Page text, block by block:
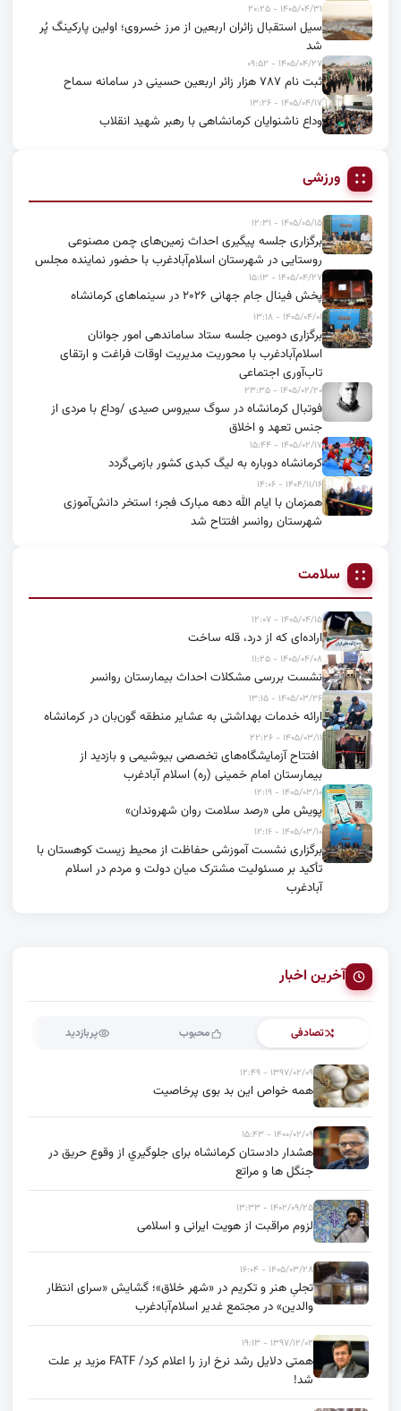
۱۴۰۵/۰۴/۳۱ - ۲۰:۲۵
سیل استقبال زائران اربعین از مرز خسروی؛ اولین پارکینگ پُر
شد
۱۴۰۵/۰۴/۲۷ - ۰۹:۵۲
ثبت نام ۷۸۷ هزار زائر اربعین حسینی در سامانه سماح
۱۴۰۵/۰۴/۱۷ - ۱۳:۲۶
وداع ناشنوایان کرمانشاهی با رهبر شهید انقلاب
ورزشی
۱۴۰۵/۰۵/۱۵ - ۱۲:۳۱
برگزاری جلسه پیگیری احداث زمین‌های چمن مصنوعی
روستایی در شهرستان اسلام‌آبادغرب با حضور نماینده مجلس
۱۴۰۵/۰۴/۲۷ - ۱۵:۱۳
پخش فینال جام جهانی ۲۰۲۶ در سینماهای کرمانشاه
۱۴۰۵/۰۴/۰۱ - ۱۳:۱۸
برگزاری دومین جلسه ستاد ساماندهی امور جوانان
اسلام‌آبادغرب با محوریت مدیریت اوقات فراغت و ارتقای
تاب‌آوری اجتماعی
۱۴۰۵/۰۲/۲۰ - ۲۳:۳۵
فوتبال کرمانشاه در سوگ سیروس صیدی /وداع با مردی از
جنس تعهد و اخلاق
۱۴۰۵/۰۲/۱۷ - ۱۵:۴۴
کرمانشاه دوباره به لیگ کبدی کشور بازمی‌گردد
۱۴۰۴/۱۱/۱۶ - ۱۴:۰۶
همزمان با ایام الله دهه مبارک فجر؛ استخر دانش‌آموزی
شهرستان روانسر افتتاح شد
سلامت
۱۴۰۵/۰۴/۱۵ - ۱۲:۰۷
اراده‌ای که از درد، قله ساخت
۱۴۰۵/۰۴/۰۸ - ۱۱:۲۵
نشست بررسی مشکلات احداث بیمارستان روانسر
۱۴۰۵/۰۳/۲۶ - ۱۳:۱۵
ارائه خدمات بهداشتی به عشایر منطقه گون‌بان در کرمانشاه
۱۴۰۵/۰۳/۱۱ - ۲۲:۲۶
افتتاح آزمایشگاه‌های تخصصی بیوشیمی و بازدید از
بیمارستان امام خمینی (ره) اسلام آبادغرب
۱۴۰۵/۰۳/۱۰ - ۱۲:۱۹
پویش ملی «رصد سلامت روان شهروندان»
۱۴۰۵/۰۳/۱۰ - ۱۲:۱۶
برگزاری نشست آموزشی حفاظت از محیط زیست کوهستان با
تأکید بر مسئولیت مشترک میان دولت و مردم در اسلام
آبادغرب
آخرین اخبار
تصادفی محبوب پربازدید
۱۳۹۷/۰۲/۰۹ - ۱۲:۴۹
همه خواص این بد بوی پرخاصیت
۱۴۰۰/۰۲/۰۹ - ۱۵:۴۳
هشدار دادستان کرمانشاه برای جلوگيري از وقوع حریق در
جنگل ها و مراتع
۱۴۰۲/۰۹/۲۵ - ۱۳:۳۳
لزوم مراقبت از هویت ایرانی و اسلامی
۱۴۰۵/۰۳/۲۸ - ۱۶:۰۴
تجلیِ هنر و تکریم در «شهر خلاق»؛ گشایش «سرای انتظار
والدین» در مجتمع غدیر اسلام‌آبادغرب
۱۳۹۷/۱۲/۰۲ - ۱۹:۱۳
همتی دلایل رشد نرخ ارز را اعلام کرد/ FATF مزید بر علت
شد!